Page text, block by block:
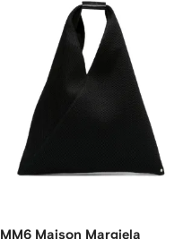
MM6 Maison Margiela